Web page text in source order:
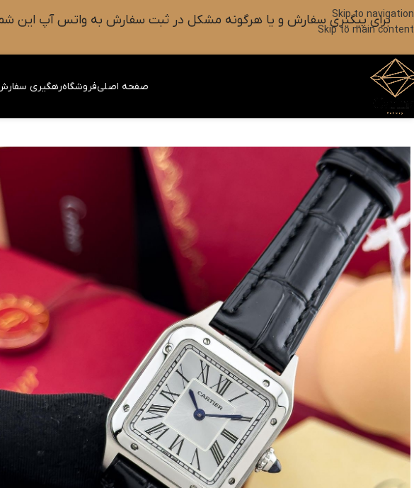
Skip to navigation
Skip to main content
برای پیگیری سفارش و یا هرگونه مشکل در ثبت سفارش به واتس آپ این شماره ۰۹۰۱۸۲۷۳۷۹۸ پیام بزارین یا آیکون سبز رنگ واتس آپ روی صفحه را
صفحه اصلیفروشگاهرهگیری